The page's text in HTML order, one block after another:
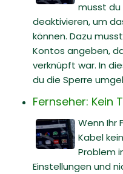
musst du
deaktivieren, um
können. Dazu
Kontos angeben,
verknüpft war. In
du die Sperre
Fernseher: Kein
Wenn Ihr
Kabel
Problem
Einstellungen und